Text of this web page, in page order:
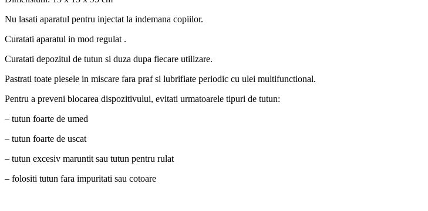
Nu lasati aparatul pentru injectat la indemana copiilor.
Curatati aparatul in mod regulat .
Curatati depozitul de tutun si duza dupa fiecare utilizare.
Pastrati toate piesele in miscare fara praf si lubrifiate periodic cu ulei multifunctional.
Pentru a preveni blocarea dispozitivului, evitati urmatoarele tipuri de tutun:
– tutun foarte de umed
– tutun foarte de uscat
– tutun excesiv maruntit sau tutun pentru rulat
– folositi tutun fara impuritati sau cotoare